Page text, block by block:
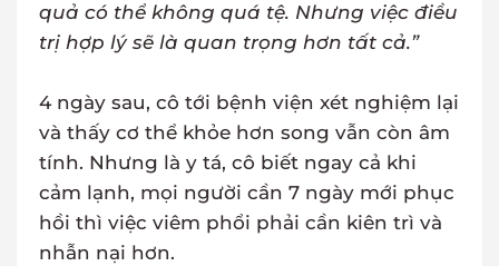
quả có thể không quá tệ. Nhưng việc điều
trị hợp lý sẽ là quan trọng hơn tất cả.”
4 ngày sau, cô tới bệnh viện xét nghiệm lại
và thấy cơ thể khỏe hơn song vẫn còn âm
tính. Nhưng là y tá, cô biết ngay cả khi
cảm lạnh, mọi người cần 7 ngày mới phục
hồi thì việc viêm phổi phải cần kiên trì và
nhẫn nại hơn.